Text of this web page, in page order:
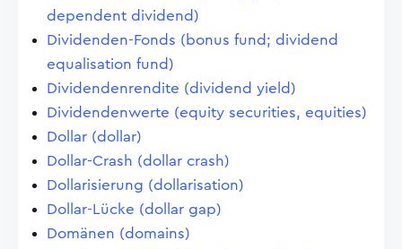
dependent dividend)
Dividenden-Fonds (bonus fund; dividend
equalisation fund)
Dividendenrendite (dividend yield)
Dividendenwerte (equity securities, equities)
Dollar (dollar)
Dollar-Crash (dollar crash)
Dollarisierung (dollarisation)
Dollar-Lücke (dollar gap)
Domänen (domains)